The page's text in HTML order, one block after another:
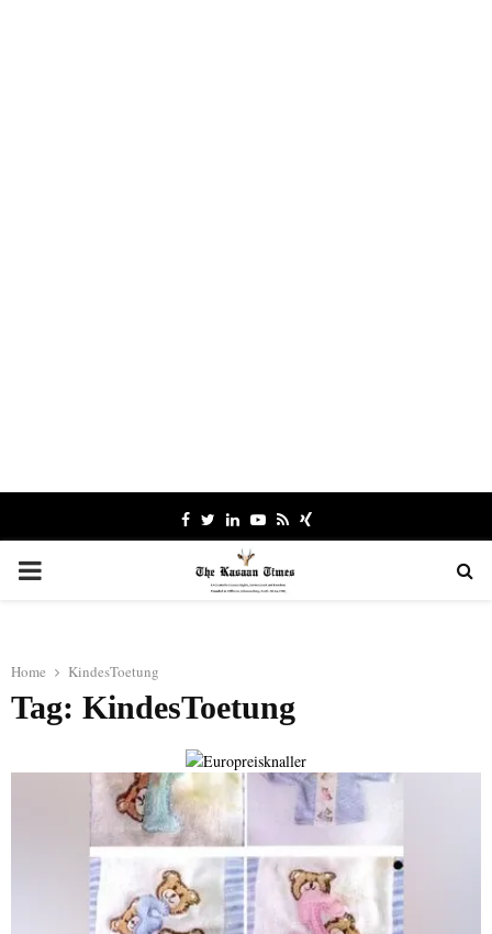
Facebook
TwitterLinkedinYoutube
RssXing
PRIMARY
Home KindesToetung
Tag: KindesToetung